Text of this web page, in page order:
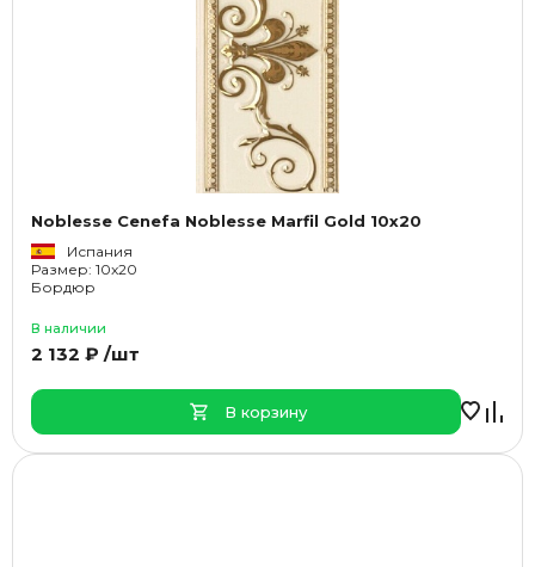
Noblesse Cenefa Noblesse Marfil Gold 10x20
Испания
Размер: 10x20
Бордюр
В наличии
2 132 ₽ /шт
В корзину